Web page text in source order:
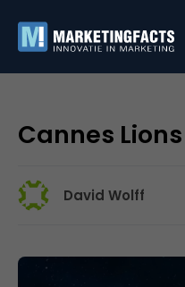
Cannes
David Wolff